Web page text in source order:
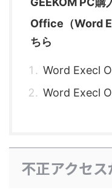
Office（Word
ちら
Word Execl
Word Execl
不正アクセ